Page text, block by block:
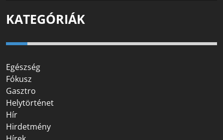
KATEGÓRIÁK
Egészség
Fókusz
Gasztro
Helytörténet
Hír
Hirdetmény